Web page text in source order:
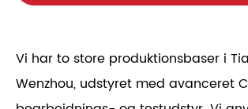
Vi har to store produktionsbaser i
Wenzhou, udstyret med avanceret